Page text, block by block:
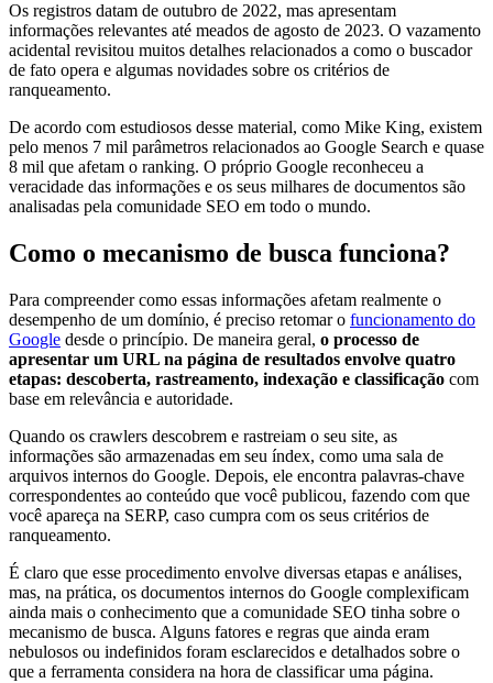
Os registros datam de outubro de 2022, mas apresentam
informações relevantes até meados de agosto de 2023. O vazamento
acidental revisitou muitos detalhes relacionados a como o buscador
de fato opera e algumas novidades sobre os critérios de
ranqueamento.
De acordo com estudiosos desse material, como Mike King, existem
pelo menos 7 mil parâmetros relacionados ao Google Search e quase
8 mil que afetam o ranking. O próprio Google reconheceu a
veracidade das informações e os seus milhares de documentos são
analisadas pela comunidade SEO em todo o mundo.
Como o mecanismo de busca funciona?
Para compreender como essas informações afetam realmente o
desempenho de um domínio, é preciso retomar o funcionamento do
Google desde o princípio. De maneira geral, o processo de
apresentar um URL na página de resultados envolve quatro
etapas: descoberta, rastreamento, indexação e classificação com
base em relevância e autoridade.
Quando os crawlers descobrem e rastreiam o seu site, as
informações são armazenadas em seu índex, como uma sala de
arquivos internos do Google. Depois, ele encontra palavras-chave
correspondentes ao conteúdo que você publicou, fazendo com que
você apareça na SERP, caso cumpra com os seus critérios de
ranqueamento.
É claro que esse procedimento envolve diversas etapas e análises,
mas, na prática, os documentos internos do Google complexificam
ainda mais o conhecimento que a comunidade SEO tinha sobre o
mecanismo de busca. Alguns fatores e regras que ainda eram
nebulosos ou indefinidos foram esclarecidos e detalhados sobre o
que a ferramenta considera na hora de classificar uma página.